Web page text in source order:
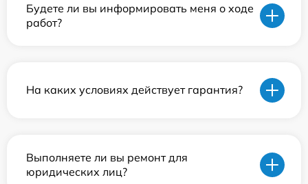
Будете ли вы информировать меня о ходе
работ?
На каких условиях действует гарантия?
Выполняете ли вы ремонт для
юридических лиц?